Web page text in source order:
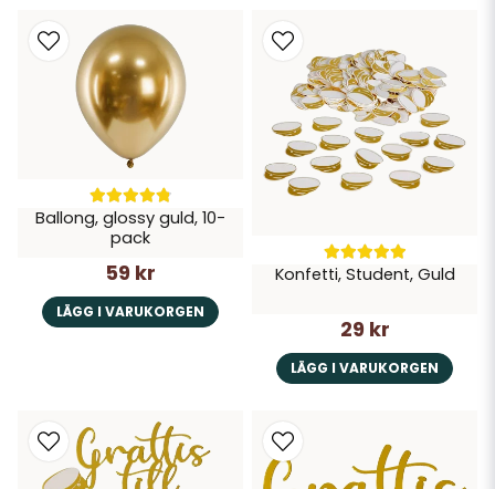
Ballong, glossy guld, 10-
pack
59 kr
LÄGG I VARUKORGEN
Konfetti, Student, Guld
29 kr
LÄGG I VARUKORGEN